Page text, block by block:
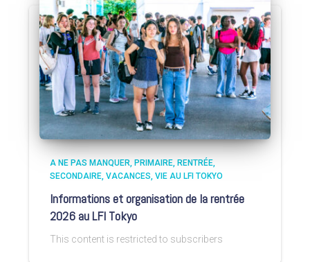
A NE PAS MANQUER PRIMAIRE RENTRÉE
SECONDAIRE VACANCES VIE AU LFI TOKYO
Informations et organisation de la rentrée
2026 au LFI Tokyo
This content is restricted to subscribers